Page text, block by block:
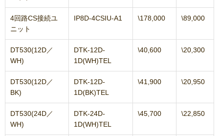
4回路CS接続ユ
ニット
IP8D-4CSIU-A1 \178,000 \89,000
DT530(12D／
WH)
DTK-12D-
1D(WH)TEL
\40,600 \20,300
DT530(12D／
BK)
DTK-12D-
1D(BK)TEL
\41,900 \20,950
DT530(24D／
WH)
DTK-24D-
1D(WH)TEL
\45,700 \22,850